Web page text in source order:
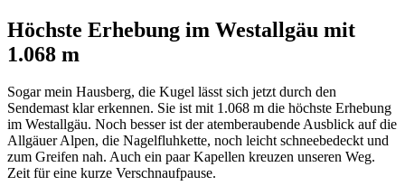
Höchste Erhebung im Westallgäu mit
1.068 m
Sogar mein Hausberg, die Kugel lässt sich jetzt durch den
Sendemast klar erkennen. Sie ist mit 1.068 m die höchste Erhebung
im Westallgäu. Noch besser ist der atemberaubende Ausblick auf die
Allgäuer Alpen, die Nagelfluhkette, noch leicht schneebedeckt und
zum Greifen nah. Auch ein paar Kapellen kreuzen unseren Weg.
Zeit für eine kurze Verschnaufpause.